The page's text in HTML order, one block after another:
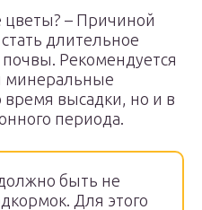
– Причиной
длительное
Рекомендуется
минеральные
время высадки, но и в
периода.
быть не
Для этого